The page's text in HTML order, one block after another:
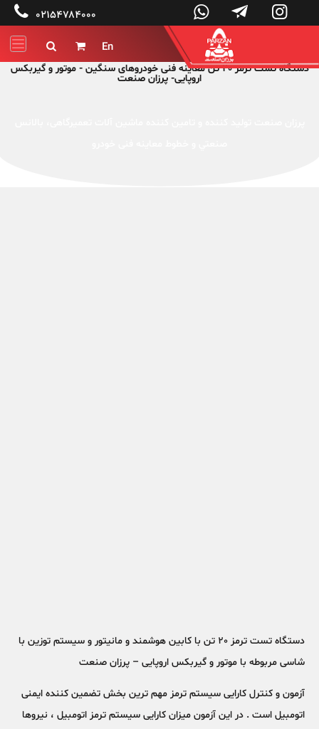



 ۰۲۱۵۴۷۸۴۰۰۰
En


دستگاه تست ترمز 20 تن معاینه فنی خودروهای سنگین - موتور و گیربکس
اروپایی- پرزان صنعت
دستگاه تست ترمز 20 تن با کابین هوشمند و مانیتور و سیستم توزین با
شاسی مربوطه با موتور و گیربکس اروپایی – پرزان صنعت
آزمون و کنترل کارایی سیستم ترمز مهم ترین بخش تضمین کننده ایمنی
اتومبیل است . در این آزمون میزان کارایی سیستم ترمز اتومبیل ، نیروها